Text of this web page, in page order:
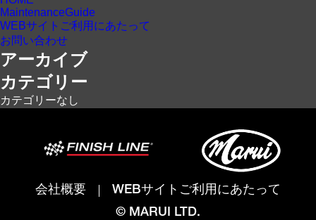
MaintenanceGuide
WEBサイトご利用にあたって
お問い合わせ
アーカイブ
カテゴリー
カテゴリーなし
会社概要
WEBサイトご利用にあたって
© MARUI LTD.